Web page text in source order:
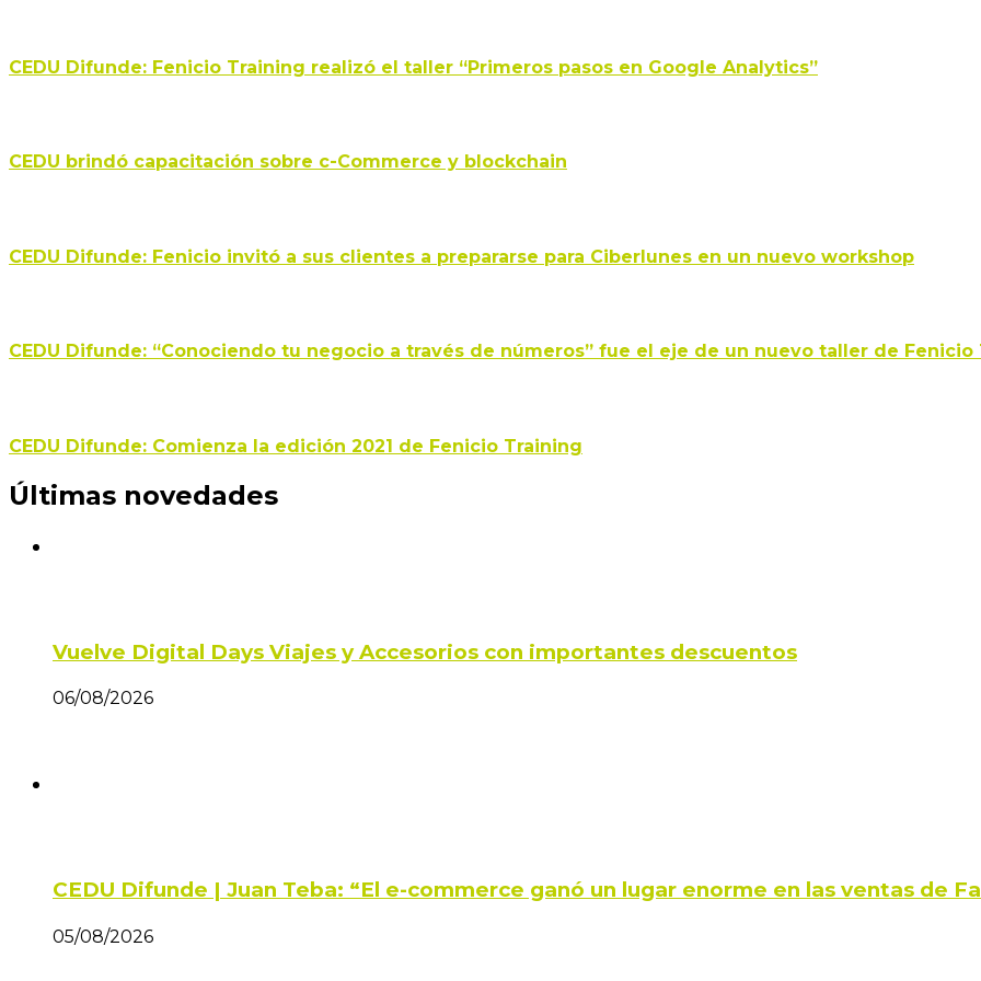
CEDU Difunde: Fenicio Training realizó el taller “Primeros pasos en Google Analytics”
CEDU brindó capacitación sobre c-Commerce y blockchain
CEDU Difunde: Fenicio invitó a sus clientes a prepararse para Ciberlunes en un nuevo workshop
CEDU Difunde: “Conociendo tu negocio a través de números” fue el eje de un nuevo taller de Fenicio
CEDU Difunde: Comienza la edición 2021 de Fenicio Training
Últimas novedades
Vuelve Digital Days Viajes y Accesorios con importantes descuentos
06/08/2026
CEDU Difunde | Juan Teba: “El e-commerce ganó un lugar enorme en las ventas de
05/08/2026